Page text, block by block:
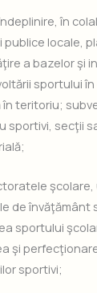
în
locale,
a bazelor şi
sportului în
teritoriu;
sportivi, secţii
de învăţământ
sportului
şi
sportivi;